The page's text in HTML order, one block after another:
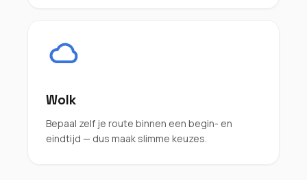
Wolk
Bepaal zelf je route binnen een begin- en
eindtijd — dus maak slimme keuzes.